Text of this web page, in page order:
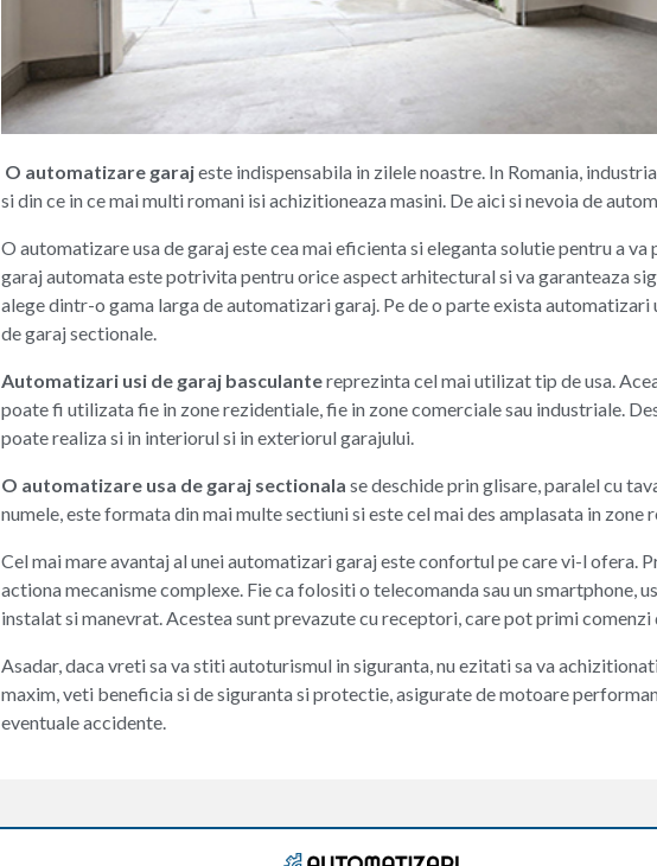
O automatizare garajeste indispensabila in zilele noastre. In Romania,
si din ce in ce mai multi romani isi achizitioneaza masini. De aici si nevoia de
O automatizare usa de garaj este cea mai eficienta si eleganta solutie pentru a
garaj automata este potrivita pentru orice aspect arhitectural si va garanteaza
alege dintr-o gama larga de automatizari garaj. Pe de o parte exista
de garaj sectionale.
Automatizari usi de garaj basculantereprezinta cel mai utilizat tip de usa.
poate fi utilizata fie in zone rezidentiale, fie in zone comerciale sau industriale.
poate realiza si in interiorul si in exteriorul garajului.
O automatizare usa de garaj sectionala se deschide prin glisare, paralel cu
numele, este formata din mai multe sectiuni si este cel mai des amplasata in zone
Cel mai mare avantaj al unei automatizari garaj este confortul pe care vi-l ofera.
actiona mecanisme complexe. Fie ca folositi o telecomanda sau un smartphone,
instalat si manevrat. Acestea sunt prevazute cu receptori, care pot primi
Asadar, daca vreti sa va stiti autoturismul in siguranta, nu ezitati sa va
maxim, veti beneficia si de siguranta si protectie, asigurate de motoare
eventuale accidente.